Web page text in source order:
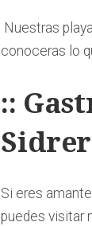
Nuestras
conoceras lo
::
Si eres
puedes visitar